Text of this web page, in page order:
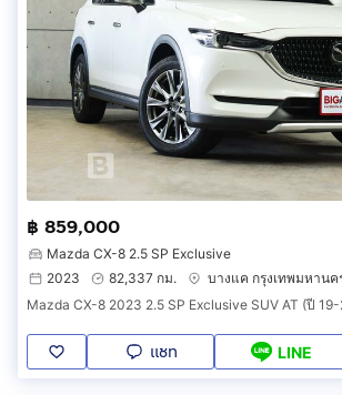
฿ 859,000
Mazda CX-8 2.5 SP Exclusive
2023
82,337 กม.
บางแค กรุงเทพมหานค
Mazda CX-8 2023 2.5 SP Exclusive SUV AT (ปี
แชท LINE